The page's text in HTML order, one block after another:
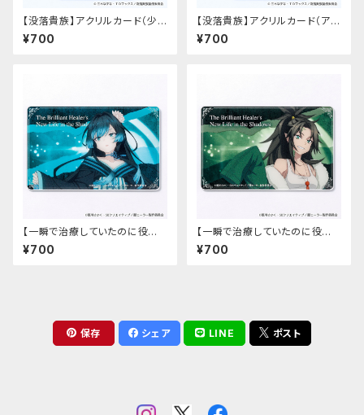
【没落貴族】アクリルカード（少
女ラードーン）
¥700
【没落貴族】アクリルカード（アス
ナ）
¥700
【一瞬で治療していたのに役立
たずと追放された天才治癒師、
闇ヒーラーとして楽しく生きる】
¥700
【一瞬で治療していたのに役立
たずと追放された天才治癒師、
闇ヒーラーとして楽しく生きる】
¥700
保存 シェア LINE ポスト